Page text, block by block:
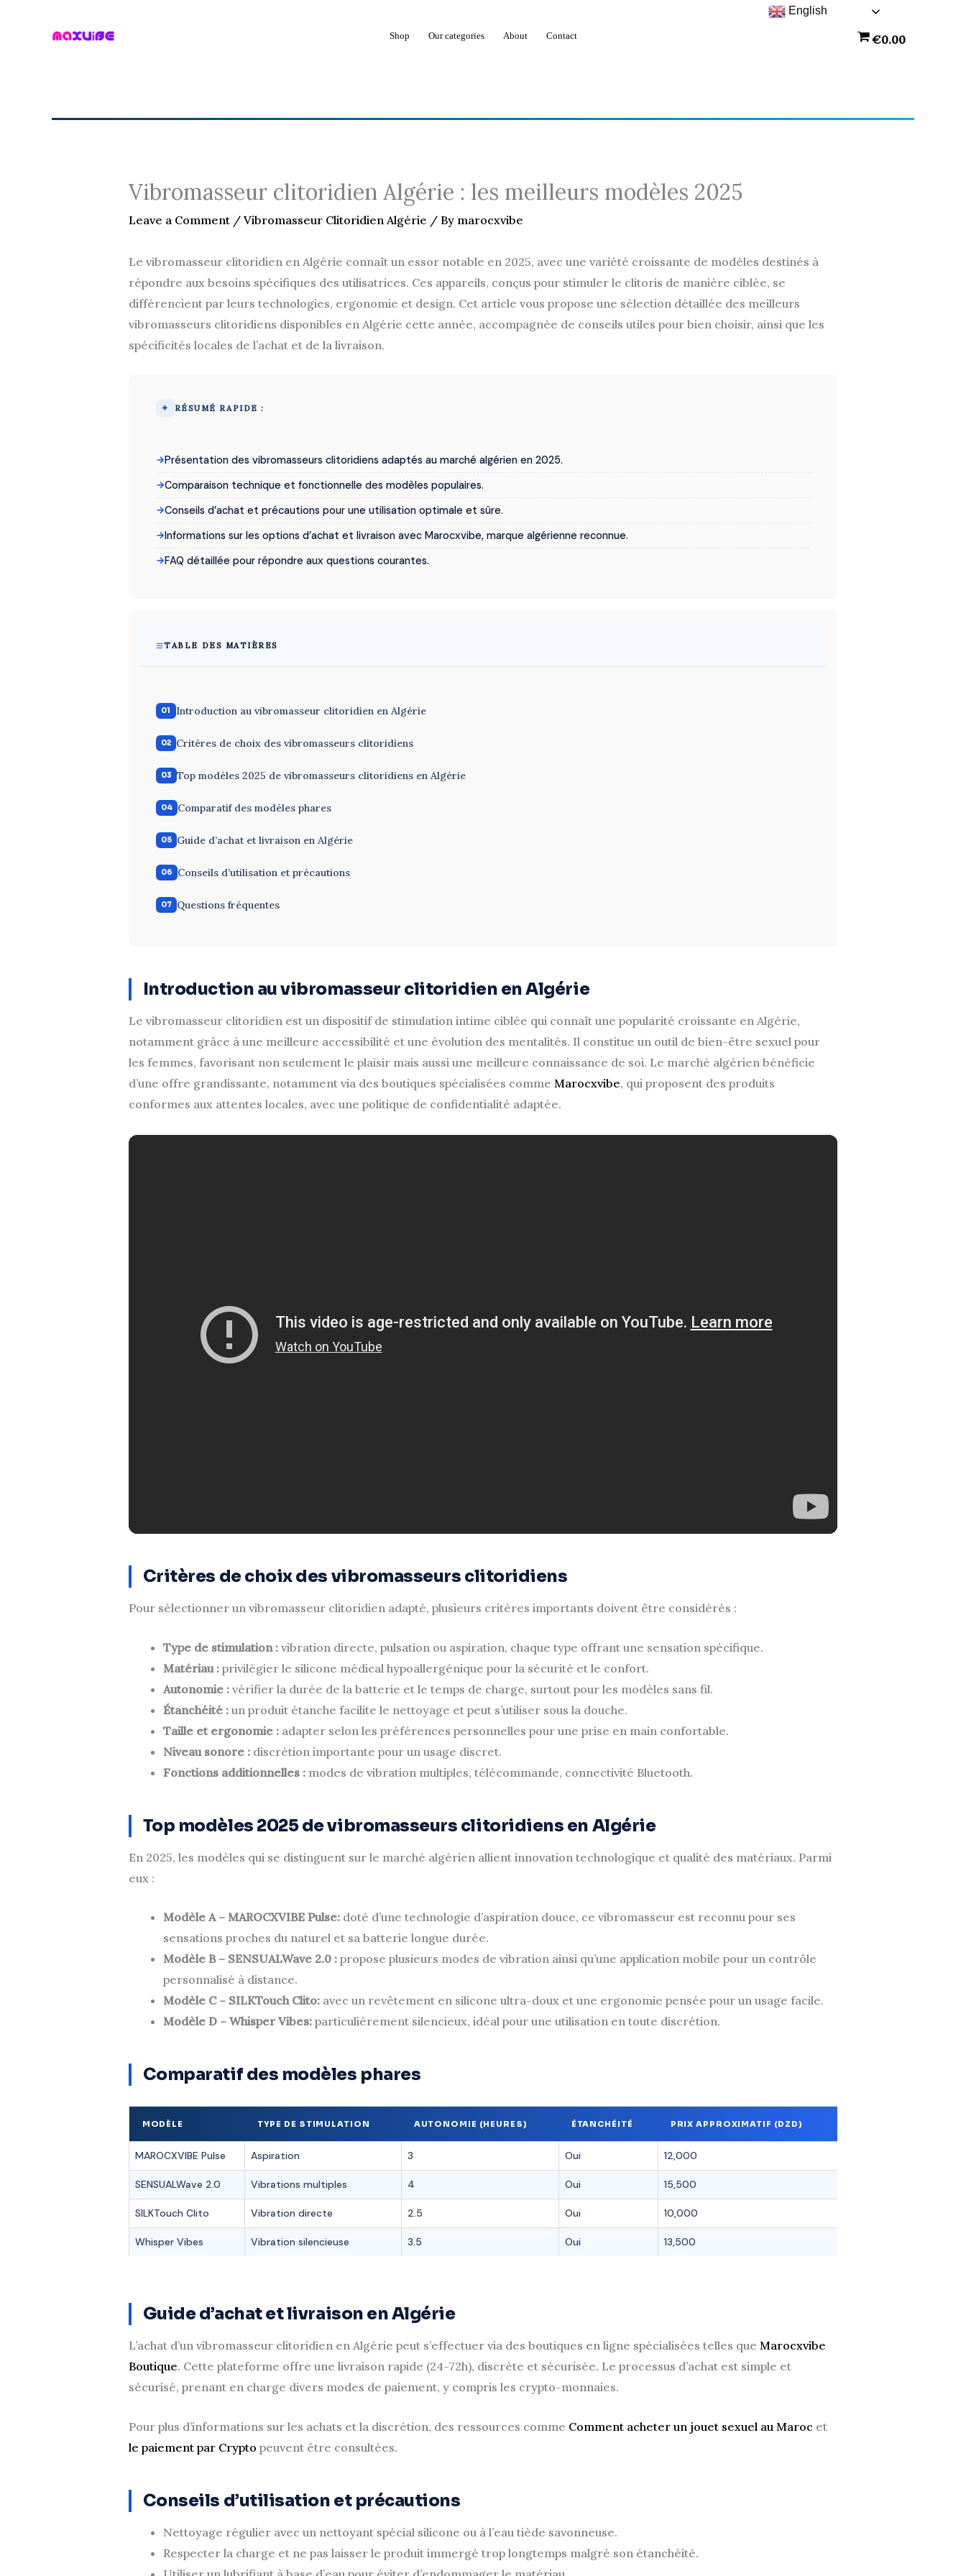
Shop Our categories About Contact €0.00
Vibromasseur clitoridien Algérie : les meilleurs modèles 2025
Leave a Comment / Vibromasseur Clitoridien Algérie / By marocxvibe
Le vibromasseur clitoridien en Algérie connaît un essor notable en 2025, avec une variété croissante de modèles destinés à
répondre aux besoins spécifiques des utilisatrices. Ces appareils, conçus pour stimuler le clitoris de manière ciblée, se
différencient par leurs technologies, ergonomie et design. Cet article vous propose une sélection détaillée des meilleurs
vibromasseurs clitoridiens disponibles en Algérie cette année, accompagnée de conseils utiles pour bien choisir, ainsi que les
spécificités locales de l’achat et de la livraison.
RÉSUMÉ RAPIDE :
Présentation des vibromasseurs clitoridiens adaptés au marché algérien en 2025.
Comparaison technique et fonctionnelle des modèles populaires.
Conseils d’achat et précautions pour une utilisation optimale et sûre.
Informations sur les options d’achat et livraison avec Marocxvibe, marque algérienne reconnue.
FAQ détaillée pour répondre aux questions courantes.
TABLE DES MATIÈRES
Introduction au vibromasseur clitoridien en Algérie
Critères de choix des vibromasseurs clitoridiens
Top modèles 2025 de vibromasseurs clitoridiens en Algérie
Comparatif des modèles phares
Guide d’achat et livraison en Algérie
Conseils d’utilisation et précautions
Questions fréquentes
Introduction au vibromasseur clitoridien en Algérie
Le vibromasseur clitoridien est un dispositif de stimulation intime ciblée qui connaît une popularité croissante en Algérie,
notamment grâce à une meilleure accessibilité et une évolution des mentalités. Il constitue un outil de bien-être sexuel pour
les femmes, favorisant non seulement le plaisir mais aussi une meilleure connaissance de soi. Le marché algérien bénéficie
d’une offre grandissante, notamment via des boutiques spécialisées comme Marocxvibe, qui proposent des produits
conformes aux attentes locales, avec une politique de confidentialité adaptée.
Critères de choix des vibromasseurs clitoridiens
Pour sélectionner un vibromasseur clitoridien adapté, plusieurs critères importants doivent être considérés :
Type de stimulation :vibration directe, pulsation ou aspiration, chaque type offrant une sensation spécifique.
Matériau :privilégier le silicone médical hypoallergénique pour la sécurité et le confort.
Autonomie :vérifier la durée de la batterie et le temps de charge, surtout pour les modèles sans fil.
Étanchéité :un produit étanche facilite le nettoyage et peut s’utiliser sous la douche.
Taille et ergonomie :adapter selon les préférences personnelles pour une prise en main confortable.
Niveau sonore :discrétion importante pour un usage discret.
Fonctions additionnelles :modes de vibration multiples, télécommande, connectivité Bluetooth.
Top modèles 2025 de vibromasseurs clitoridiens en Algérie
En 2025, les modèles qui se distinguent sur le marché algérien allient innovation technologique et qualité des matériaux. Parmi
eux :
Modèle A – MAROCXVIBE Pulse:doté d’une technologie d’aspiration douce, ce vibromasseur est reconnu pour ses
sensations proches du naturel et sa batterie longue durée.
Modèle B – SENSUALWave 2.0 :propose plusieurs modes de vibration ainsi qu’une application mobile pour un contrôle
personnalisé à distance.
Modèle C – SILKTouch Clito:avec un revêtement en silicone ultra-doux et une ergonomie pensée pour un usage facile.
Modèle D – Whisper Vibes:particulièrement silencieux, idéal pour une utilisation en toute discrétion.
Comparatif des modèles phares
MODÈLE TYPE DE STIMULATION AUTONOMIE (HEURES) ÉTANCHÉITÉ PRIX APPROXIMATIF (DZD)
MAROCXVIBE Pulse Aspiration 3 Oui 12,000
SENSUALWave 2.0 Vibrations multiples 4 Oui 15,500
SILKTouch Clito Vibration directe 2.5 Oui 10,000
Whisper Vibes Vibration silencieuse 3.5 Oui 13,500
Guide d’achat et livraison en Algérie
L’achat d’un vibromasseur clitoridien en Algérie peut s’effectuer via des boutiques en ligne spécialisées telles que Marocxvibe
Boutique. Cette plateforme offre une livraison rapide (24-72h), discrète et sécurisée. Le processus d’achat est simple et
sécurisé, prenant en charge divers modes de paiement, y compris les crypto-monnaies.
Pour plus d’informations sur les achats et la discrétion, des ressources comme Comment acheter un jouet sexuel au Maroc et
le paiement par Crypto peuvent être consultées.
Conseils d’utilisation et précautions
Nettoyage régulier avec un nettoyant spécial silicone ou à l’eau tiède savonneuse.
Respecter la charge et ne pas laisser le produit immergé trop longtemps malgré son étanchéité.
English